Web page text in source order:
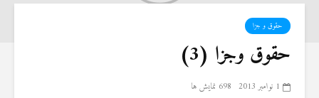
حقوق و جزا
حقوق وجزا (3)
1 نوامبر 2013 698 نمایش ها